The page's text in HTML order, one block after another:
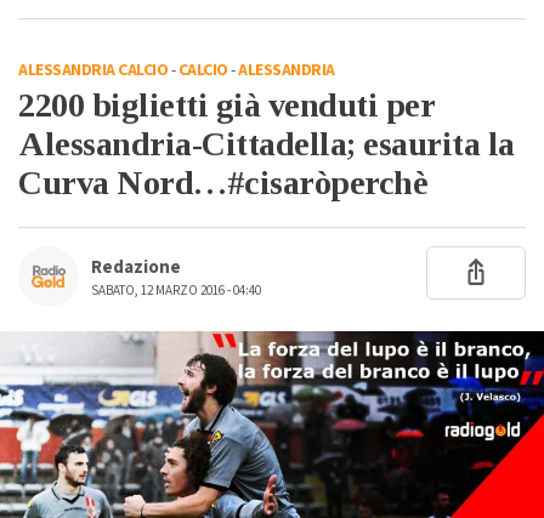
ALESSANDRIA CALCIO-CALCIO-ALESSANDRIA
2200 biglietti già venduti per
Alessandria-Cittadella; esaurita la
Curva Nord…#cisaròperchè
Redazione
SABATO, 12 MARZO 2016 - 04:40